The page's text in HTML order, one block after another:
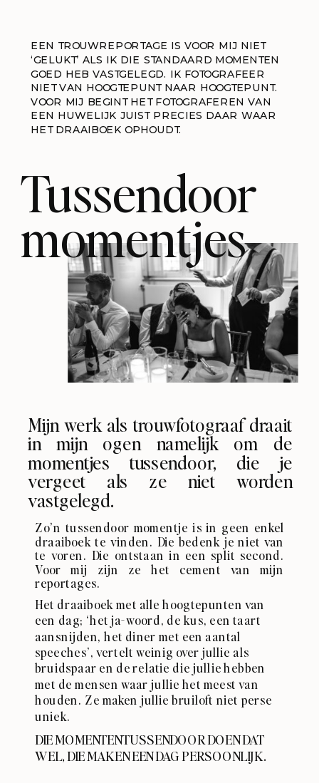
EEN TROUWREPORTAGE IS VOOR MIJ NIET
‘GELUKT’ ALS IK DIE STANDAARD MOMENTEN
GOED HEB VASTGELEGD. IK FOTOGRAFEER
NIET VAN HOOGTEPUNT NAAR HOOGTEPUNT.
VOOR MIJ BEGINT HET FOTOGRAFEREN VAN
EEN HUWELIJK JUIST PRECIES DAAR WAAR
HET DRAAIBOEK OPHOUDT.
Mijn werk als trouwfotograaf draait
in mijn ogen namelijk om de
momentjes tussendoor, die je
vergeet als ze niet worden
vastgelegd.
Zo’n tussendoor momentje is in geen enkel
draaiboek te vinden. Die bedenk je niet van
te voren. Die ontstaan in een split second.
Voor mij zijn ze het cement van mijn
reportages. ⁣
Het draaiboek met alle hoogtepunten van
een dag; ‘het ja-woord, de kus, een taart
aansnijden, het diner met een aantal
speeches’, vertelt weinig over jullie als
bruidspaar en de relatie die jullie hebben
met de mensen waar jullie het meest van
houden. Ze maken jullie bruiloft niet perse
uniek.⁣
Tussendoor
momentjes
DIE MOMENTEN TUSSENDOOR DOEN DAT
WEL, DIE MAKEN EEN DAG PERSOONLIJK.